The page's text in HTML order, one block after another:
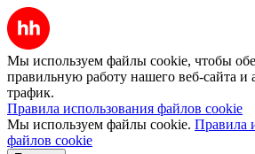
Мы используем файлы cookie, чтобы
правильную работу нашего веб-сайта и
трафик.
Правила использования файлов cookie
Мы используем файлы cookie. Правила
файлов cookie